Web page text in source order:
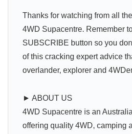
Thanks for watching from all
4WD Supacentre. Remember
SUBSCRIBE button so you
of this cracking expert advice
overlander, explorer and
► ABOUT US
4WD Supacentre is an
offering quality 4WD, camping